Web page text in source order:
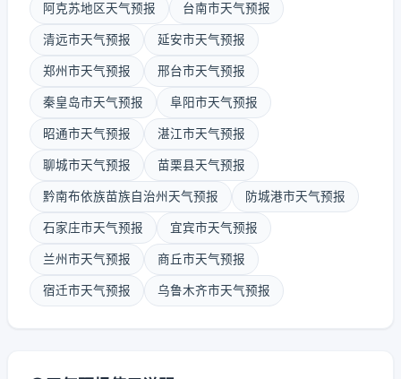
阿克苏地区天气预报 台南市天气预报
清远市天气预报 延安市天气预报
郑州市天气预报 邢台市天气预报
秦皇岛市天气预报 阜阳市天气预报
昭通市天气预报 湛江市天气预报
聊城市天气预报 苗栗县天气预报
黔南布依族苗族自治州天气预报 防城港市天气预报
石家庄市天气预报 宜宾市天气预报
兰州市天气预报 商丘市天气预报
宿迁市天气预报 乌鲁木齐市天气预报